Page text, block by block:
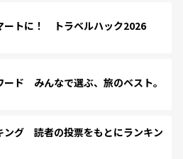
ートに！ トラベルハック2026
ード みんなで選ぶ、旅のベスト。
ング 読者の投票をもとにランキン